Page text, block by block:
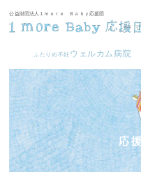
公益財団法人１ｍｏｒｅ Ｂａｂｙ応援団
ふたりめ不妊 ウェルカム病院
応